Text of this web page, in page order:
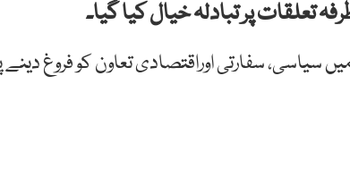
پر تبادلہ خیال کیا گیا۔
سفارتی اوراقتصادی تعاون کو فروغ دینے